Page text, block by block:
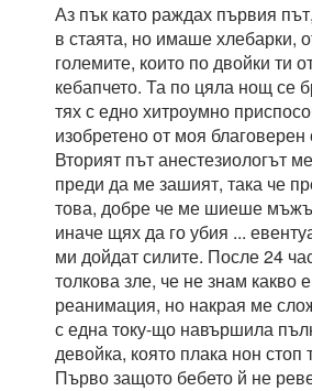
Аз пък като раждах първия
в стаята, но имаше хлебарки,
големите, които по двойки ти
кебапчето. Та по цяла нощ се
тях с едно хитроумно
изобретено от моя благоверен
Вторият път анестезиологът
преди да ме зашият, така че
това, добре че ме шиеше
иначе щях да го убия ...
ми дойдат силите. После 24
толкова зле, че не знам какво
реанимация, но накрая ме
с една току-що навършила
девойка, която плака нон стоп
Първо защото бебето й не